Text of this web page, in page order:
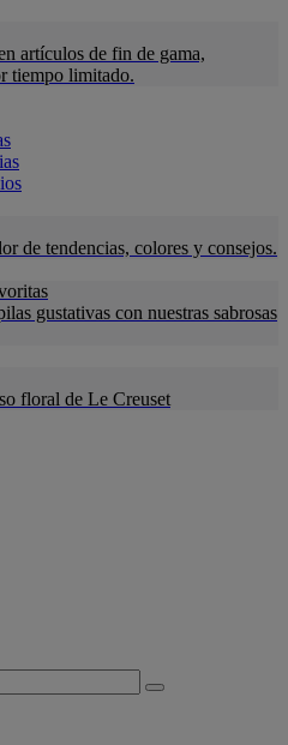
artículos de fin de gama,
tiempo limitado.
de tendencias, colores y consejos.
gustativas con nuestras sabrosas
floral de Le Creuset